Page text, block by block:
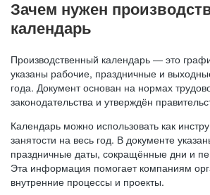
Зачем нужен
календарь
Производственный календарь — это
указаны рабочие, праздничные и
года. Документ основан на нормах
законодательства и утверждён
Календарь можно использовать как
занятости на весь год. В документе
праздничные даты, сокращённые дни и
Эта информация помогает компаниям
внутренние процессы и проекты.